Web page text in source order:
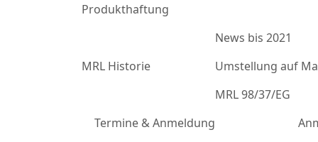
Produkthaftung
MRL Historie
News bis 2021
Umstellung auf
MRL 98/37/EG
Termine & Anmeldung